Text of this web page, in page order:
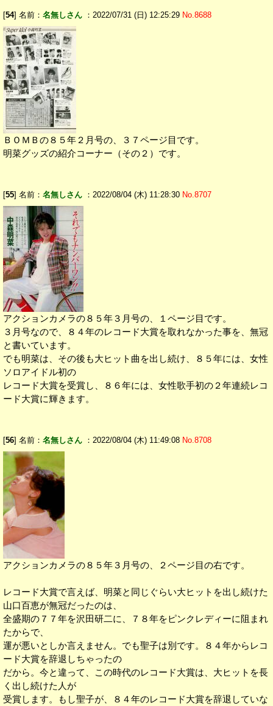
[54] 名前： 名無しさん ：2022/07/31 (日) 12:25:29 No.8688
ＢＯＭＢの８５年２月号の、３７ページ目です。
明菜グッズの紹介コーナー（その２）です。
[55] 名前： 名無しさん ：2022/08/04 (木) 11:28:30 No.8707
アクションカメラの８５年３月号の、１ページ目です。
３月号なので、８４年のレコード大賞を取れなかった事を、無冠
と書いています。
でも明菜は、その後も大ヒット曲を出し続け、８５年には、女性
ソロアイドル初の
レコード大賞を受賞し、８６年には、女性歌手初の２年連続レコ
ード大賞に輝きます。
[56] 名前： 名無しさん ：2022/08/04 (木) 11:49:08 No.8708
アクションカメラの８５年３月号の、２ページ目の右です。
レコード大賞で言えば、明菜と同じぐらい大ヒットを出し続けた
山口百恵が無冠だったのは、
全盛期の７７年を沢田研二に、７８年をピンクレディーに阻まれ
たからで、
運が悪いとしか言えません。でも聖子は別です。８４年からレコ
ード大賞を辞退しちゃったの
だから。今と違って、この時代のレコード大賞は、大ヒットを長
く出し続けた人が
受賞します。もし聖子が、８４年のレコード大賞を辞退していな